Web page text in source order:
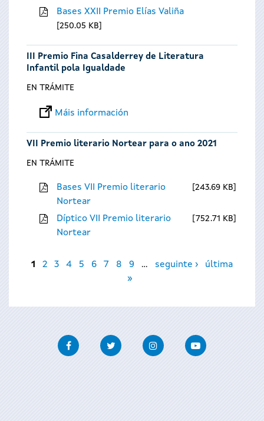
Bases XXII Premio Elías Valiña
250.05 KB
III Premio Fina Casalderrey de Literatura
Infantil pola Igualdade
EN TRÁMITE
Máis información
VII Premio literario Nortear para o ano 2021
EN TRÁMITE
Bases VII Premio literario
Nortear
243.69 KB
Díptico VII Premio literario
Nortear
752.71 KB
Páxinas
1 2 3 4 5 6 7 8 9 … seguinte ›
última
»
FacebookTwitter InstagramYoutube